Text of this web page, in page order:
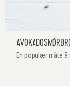
En populær måte å